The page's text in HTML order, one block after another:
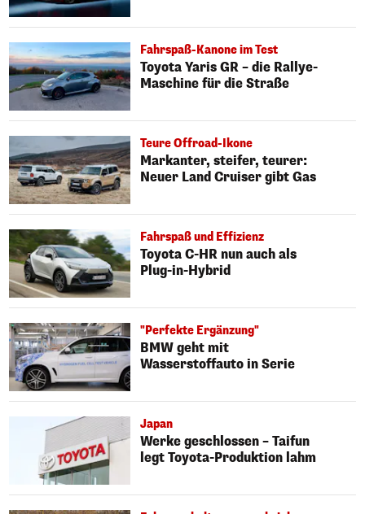
Fahrspaß-Kanone im Test
Toyota Yaris GR – die Rallye-
Maschine für die Straße
Teure Offroad-Ikone
Markanter, steifer, teurer:
Neuer Land Cruiser gibt Gas
Fahrspaß und Effizienz
Toyota C-HR nun auch als
Plug-in-Hybrid
"Perfekte Ergänzung"
BMW geht mit
Wasserstoffauto in Serie
Japan
Werke geschlossen – Taifun
legt Toyota-Produktion lahm